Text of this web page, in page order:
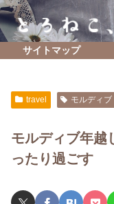
サイトマップ
travel モルディブ
モルディブ年越
ったり過ごす